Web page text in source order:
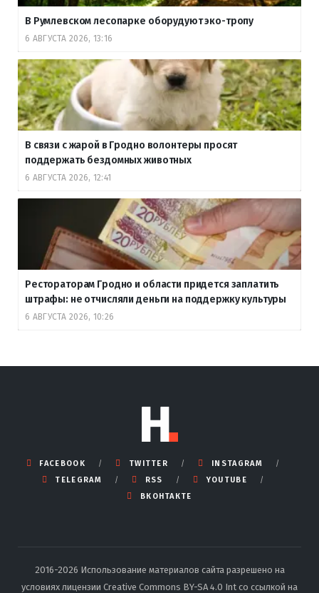
В Румлевском лесопарке оборудуют эко-тропу
6 АВГУСТА 2026, 13:16
В связи с жарой в Гродно волонтеры просят
поддержать бездомных животных
6 АВГУСТА 2026, 12:41
Рестораторам Гродно и области придется заплатить
штрафы: не отчисляли деньги на поддержку культуры
6 АВГУСТА 2026, 10:26
FACEBOOK TWITTER
INSTAGRAM
TELEGRAM
RSS
YOUTUBE
ВКОНТАКТЕ
2016-2026 Использование материалов сайта разрешено на
условиях лицензии Creative Commons BY-SA 4.0 Int со ссылкой на